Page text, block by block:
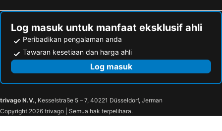
Log masuk untuk manfaat eksklusif ahli
Peribadikan pengalaman anda
Tawaran kesetiaan dan harga ahli
Log masuk
trivago N.V., Kesselstraße 5 – 7, 40221 Düsseldorf, Jerman
Copyright 2026 trivago | Semua hak terpelihara.